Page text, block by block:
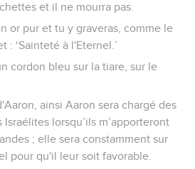
et il ne mourra pas.
or pur et tu y graveras, comme le
: ‘Sainteté à l'Eternel.’
cordon bleu sur la tiare, sur le
ainsi Aaron sera chargé des
lorsqu’ils m’apporteront
; elle sera constamment sur
pour qu'il leur soit favorable.